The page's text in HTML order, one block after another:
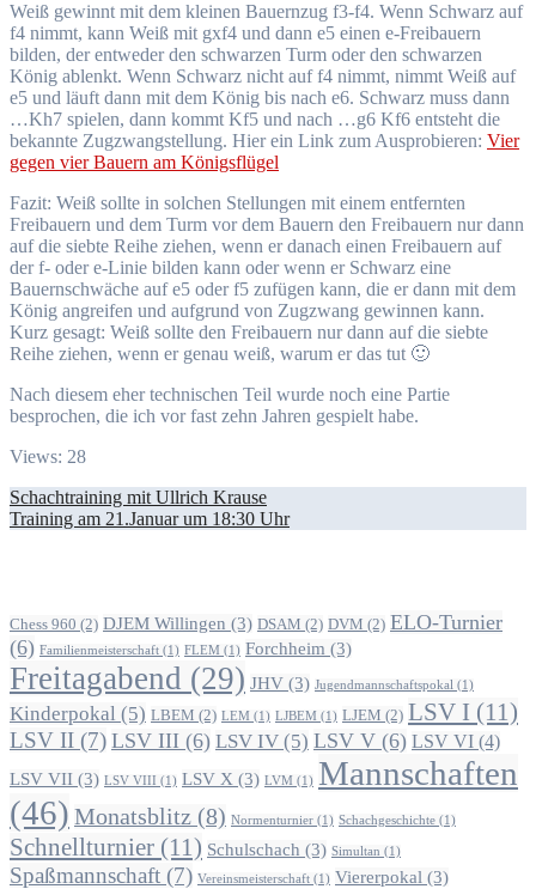
Weiß gewinnt mit dem kleinen Bauernzug f3-f4. Wenn Schwarz auf
f4 nimmt, kann Weiß mit gxf4 und dann e5 einen e-Freibauern
bilden, der entweder den schwarzen Turm oder den schwarzen
König ablenkt. Wenn Schwarz nicht auf f4 nimmt, nimmt Weiß auf
e5 und läuft dann mit dem König bis nach e6. Schwarz muss dann
…Kh7 spielen, dann kommt Kf5 und nach …g6 Kf6 entsteht die
bekannte Zugzwangstellung. Hier ein Link zum Ausprobieren: Vier
gegen vier Bauern am Königsflügel
Fazit: Weiß sollte in solchen Stellungen mit einem entfernten
Freibauern und dem Turm vor dem Bauern den Freibauern nur dann
auf die siebte Reihe ziehen, wenn er danach einen Freibauern auf
der f- oder e-Linie bilden kann oder wenn er Schwarz eine
Bauernschwäche auf e5 oder f5 zufügen kann, die er dann mit dem
König angreifen und aufgrund von Zugzwang gewinnen kann.
Kurz gesagt: Weiß sollte den Freibauern nur dann auf die siebte
Reihe ziehen, wenn er genau weiß, warum er das tut 🙂
Nach diesem eher technischen Teil wurde noch eine Partie
besprochen, die ich vor fast zehn Jahren gespielt habe.
Views: 28
Beitragsnavigation
Schachtraining mit Ullrich Krause
Training am 21.Januar um 18:30 Uhr
Chess 960 (2) DJEM Willingen (3) DSAM (2) DVM (2) ELO-Turnier
(6) Familienmeisterschaft (1) FLEM (1) Forchheim (3)
Freitagabend (29) JHV (3) Jugendmannschaftspokal (1)
Kinderpokal (5) LBEM (2) LEM (1) LJBEM (1) LJEM (2) LSV I (11)
LSV II (7) LSV III (6) LSV IV (5) LSV V (6) LSV VI (4)
LSV VII (3) LSV VIII (1) LSV X (3) LVM (1) Mannschaften
(46) Monatsblitz (8) Normenturnier (1) Schachgeschichte (1)
Schnellturnier (11) Schulschach (3) Simultan (1)
Spaßmannschaft (7) Vereinsmeisterschaft (1) Viererpokal (3)